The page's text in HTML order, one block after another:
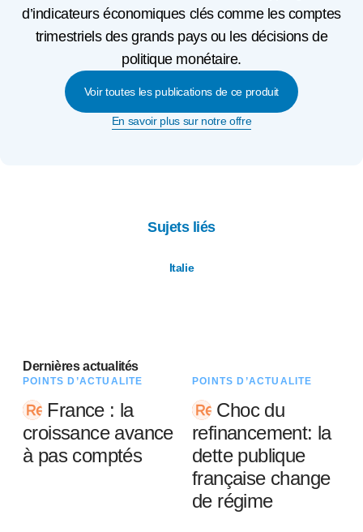
d’indicateurs économiques clés comme les comptes
trimestriels des grands pays ou les décisions de
politique monétaire.
Voir toutes les publications de ce produit
En savoir plus sur notre offre
Sujets liés
Italie
Dernières actualités
POINTS D’ACTUALITÉ
France : la
croissance avance
à pas comptés
POINTS D’ACTUALITÉ
Choc du
refinancement: la
dette publique
française change
de régime